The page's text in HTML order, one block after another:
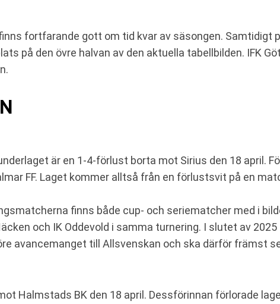
fortfarande gott om tid kvar av säsongen. Samtidigt
på den övre halvan av den aktuella tabellbilden. IFK
är en 1-4-förlust borta mot Sirius den 18 april.
FF. Laget kommer alltså från en förlustsvit på en
finns både cup- och seriematcher med i
och IK Oddevold i samma turnering. I slutet av
avancemanget till Allsvenskan och ska därför främst
Halmstads BK den 18 april. Dessförinnan förlorade